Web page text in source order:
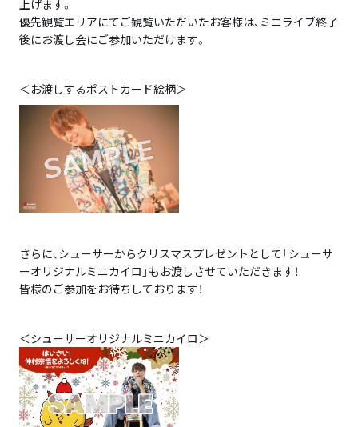
上げます。
優先観覧エリアにてご観覧いただいたお客様は、ミニライブ終了
後にお渡し会にご参加いただけます。
＜お渡しするポストカード絵柄＞
さらに、シューサーからクリスマスプレゼントとして「シューサ
ーオリジナルミニカイロ」もお渡しさせていただきます！
皆様のご参加をお待ちしております！
＜シューサーオリジナルミニカイロ＞